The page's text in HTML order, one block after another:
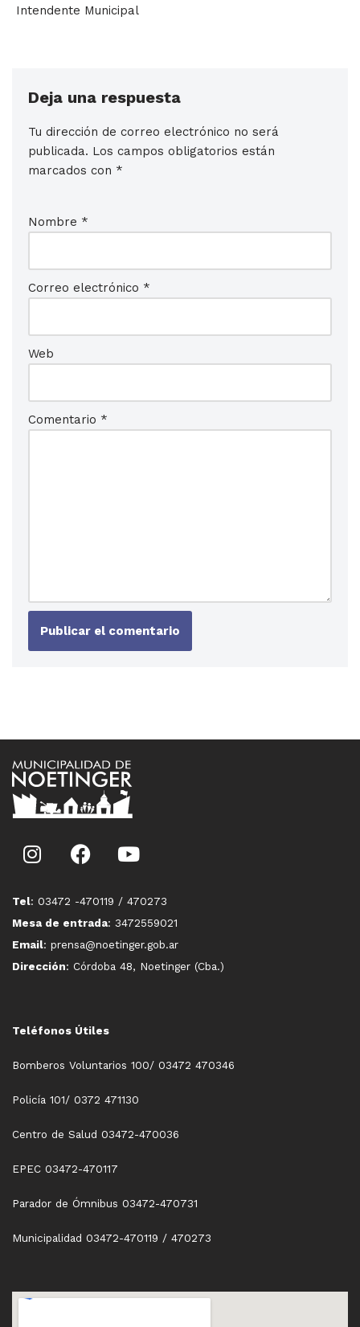
Intendente Municipal
Deja una respuesta
Tu dirección de correo electrónico no será
publicada. Los campos obligatorios están
marcados con *
Nombre *
Correo electrónico *
Web
Comentario *
Tel: 03472 -470119 / 470273
Mesa de entrada: 3472559021
Email: prensa@noetinger.gob.ar
Dirección: Córdoba 48, Noetinger (Cba.)
Teléfonos Útiles
Bomberos Voluntarios 100/ 03472 470346
Policía 101/ 0372 471130
Centro de Salud 03472-470036
EPEC 03472-470117
Parador de Ómnibus 03472-470731
Municipalidad 03472-470119 / 470273